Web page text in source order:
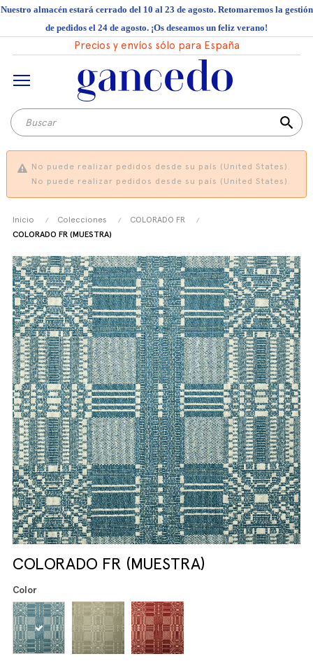
Nuestro almacén estará cerrado del 10 al 23 de agosto. Retomaremos la gestión
de pedidos el 24 de agosto. ¡Os deseamos un feliz verano!
Precios y envíos sólo para España
search
No puede realizar pedidos desde su país (United States).
No puede realizar pedidos desde su país (United States).
Inicio Colecciones
COLORADO FR
COLORADO FR (MUESTRA)
COLORADO FR (MUESTRA)
Color